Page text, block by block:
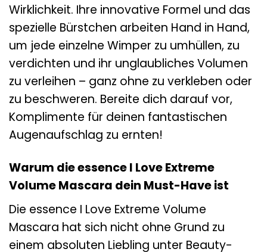
Wirklichkeit. Ihre innovative Formel und das
spezielle Bürstchen arbeiten Hand in Hand,
um jede einzelne Wimper zu umhüllen, zu
verdichten und ihr unglaubliches Volumen
zu verleihen – ganz ohne zu verkleben oder
zu beschweren. Bereite dich darauf vor,
Komplimente für deinen fantastischen
Augenaufschlag zu ernten!
Warum die essence I Love Extreme
Volume Mascara dein Must-Have ist
Die essence I Love Extreme Volume
Mascara hat sich nicht ohne Grund zu
einem absoluten Liebling unter Beauty-